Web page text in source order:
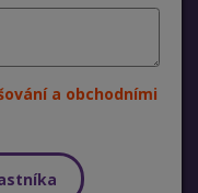
a obchodními